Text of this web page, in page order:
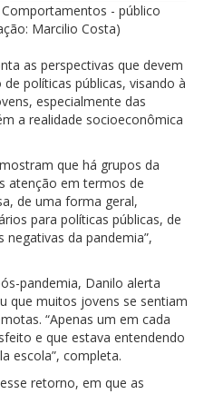
- público
Marcilio Costa)
as perspectivas que devem
políticas públicas, visando à
especialmente das
a realidade socioeconômica
que há grupos da
atenção em termos de
de uma forma geral,
para políticas públicas, de
da pandemia”,
pandemia, Danilo alerta
que muitos jovens se sentiam
“Apenas um em cada
e que estava entendendo
escola”, completa.
retorno, em que as